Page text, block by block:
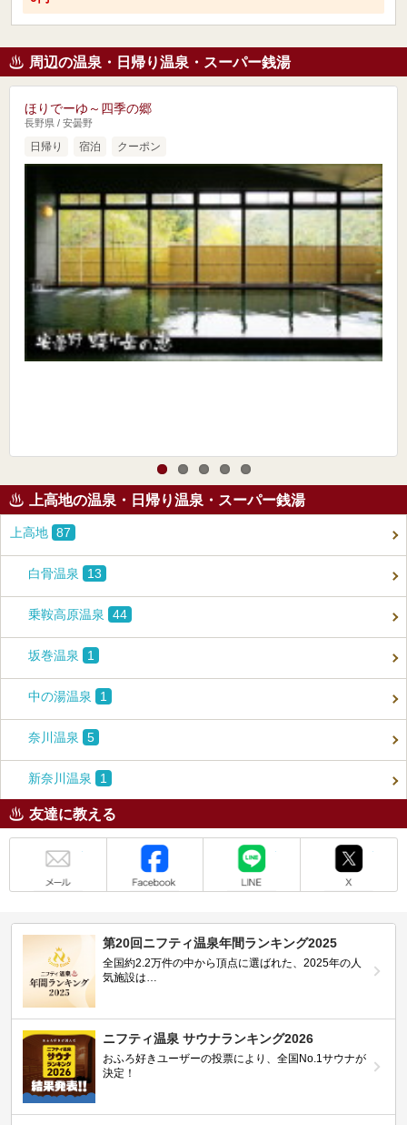
周辺の温泉・日帰り温泉・スーパー銭湯
ほりでーゆ～四季の郷
長野県 / 安曇野
日帰り 宿泊 クーポン
上高地の温泉・日帰り温泉・スーパー銭湯
上高地 87
白骨温泉 13
乗鞍高原温泉 44
坂巻温泉 1
中の湯温泉 1
奈川温泉 5
新奈川温泉 1
友達に教える
第20回ニフティ温泉年間ランキング2025
全国約2.2万件の中から頂点に選ばれた、2025年の人
気施設は…
ニフティ温泉 サウナランキング2026
おふろ好きユーザーの投票により、全国No.1サウナが
決定！